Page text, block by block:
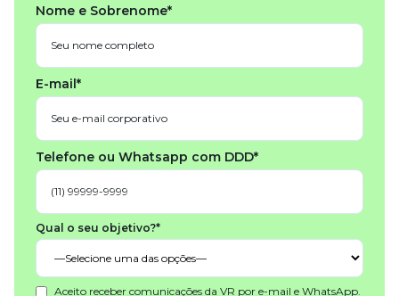
Nome e Sobrenome*
E-mail*
Telefone ou Whatsapp com DDD*
Qual o seu objetivo?*
Aceito receber comunicações da VR por e-mail e WhatsApp.